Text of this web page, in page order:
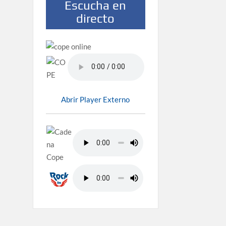
Escucha en
directo
Abrir Player Externo